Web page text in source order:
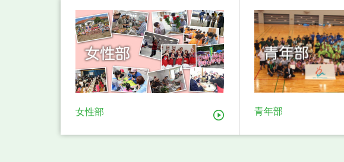
「デラウェア」における農薬誤使用による自主回収について
6月は島根県産「アールスメロン」が当たる！
6月子牛市場名簿（島根中央）を更新しました
女性部 青年部